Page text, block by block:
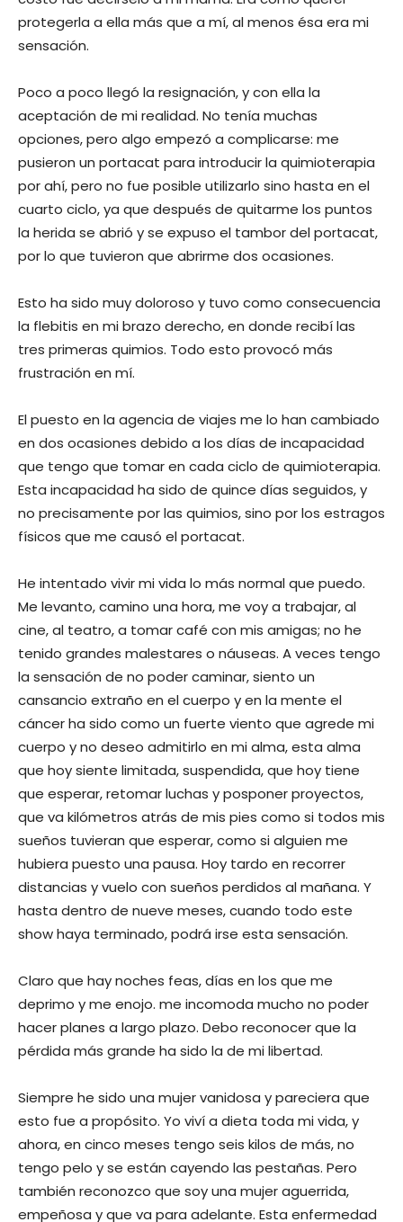
protegerla a ella más que a mí, al menos ésa era mi
sensación.
Poco a poco llegó la resignación, y con ella la
aceptación de mi realidad. No tenía muchas
opciones, pero algo empezó a complicarse: me
pusieron un portacat para introducir la quimioterapia
por ahí, pero no fue posible utilizarlo sino hasta en el
cuarto ciclo, ya que después de quitarme los puntos
la herida se abrió y se expuso el tambor del portacat,
por lo que tuvieron que abrirme dos ocasiones.
Esto ha sido muy doloroso y tuvo como consecuencia
la flebitis en mi brazo derecho, en donde recibí las
tres primeras quimios. Todo esto provocó más
frustración en mí.
El puesto en la agencia de viajes me lo han cambiado
en dos ocasiones debido a los días de incapacidad
que tengo que tomar en cada ciclo de quimioterapia.
Esta incapacidad ha sido de quince días seguidos, y
no precisamente por las quimios, sino por los estragos
físicos que me causó el portacat.
He intentado vivir mi vida lo más normal que puedo.
Me levanto, camino una hora, me voy a trabajar, al
cine, al teatro, a tomar café con mis amigas; no he
tenido grandes malestares o náuseas. A veces tengo
la sensación de no poder caminar, siento un
cansancio extraño en el cuerpo y en la mente el
cáncer ha sido como un fuerte viento que agrede mi
cuerpo y no deseo admitirlo en mi alma, esta alma
que hoy siente limitada, suspendida, que hoy tiene
que esperar, retomar luchas y posponer proyectos,
que va kilómetros atrás de mis pies como si todos mis
sueños tuvieran que esperar, como si alguien me
hubiera puesto una pausa. Hoy tardo en recorrer
distancias y vuelo con sueños perdidos al mañana. Y
hasta dentro de nueve meses, cuando todo este
show haya terminado, podrá irse esta sensación.
Claro que hay noches feas, días en los que me
deprimo y me enojo. me incomoda mucho no poder
hacer planes a largo plazo. Debo reconocer que la
pérdida más grande ha sido la de mi libertad.
Siempre he sido una mujer vanidosa y pareciera que
esto fue a propósito. Yo viví a dieta toda mi vida, y
ahora, en cinco meses tengo seis kilos de más, no
tengo pelo y se están cayendo las pestañas. Pero
también reconozco que soy una mujer aguerrida,
empeñosa y que va para adelante. Esta enfermedad